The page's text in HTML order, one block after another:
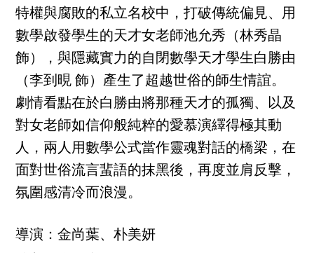
特權與腐敗的私立名校中，打破傳統偏見、用
數學啟發學生的天才女老師池允秀（林秀晶
飾），與隱藏實力的自閉數學天才學生白勝由
（李到晛 飾）產生了超越世俗的師生情誼。
劇情看點在於白勝由將那種天才的孤獨、以及
對女老師如信仰般純粹的愛慕演繹得極其動
人，兩人用數學公式當作靈魂對話的橋梁，在
面對世俗流言蜚語的抹黑後，再度並肩反擊，
氛圍感清冷而浪漫。
導演：金尚葉、朴美妍